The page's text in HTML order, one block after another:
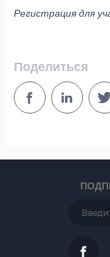
Регистрация для
Поделиться